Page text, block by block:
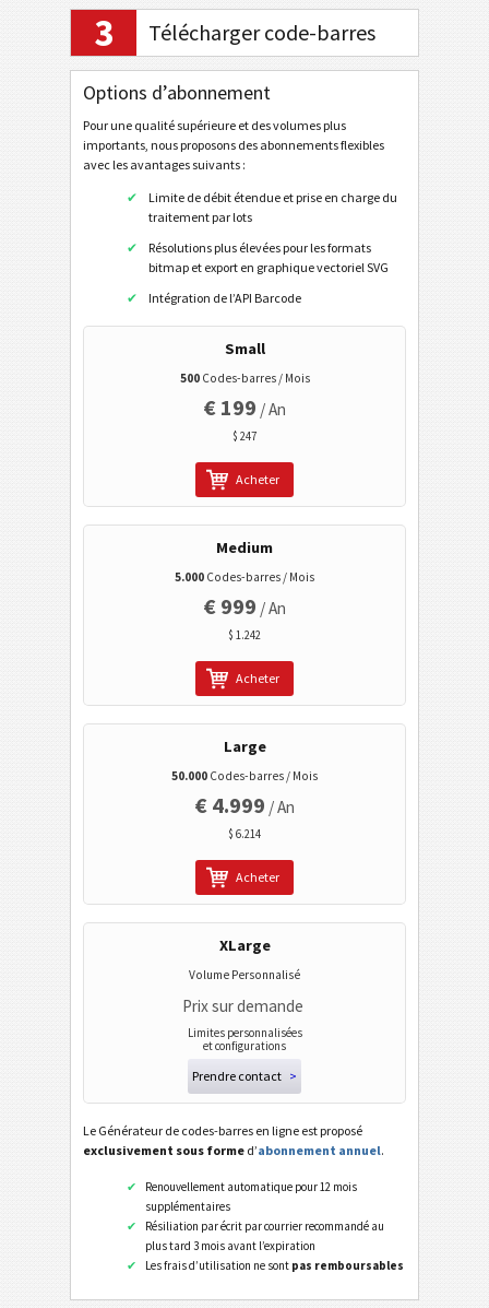
Tagging mobile
QR Code
QR Code (Portable/Smartphone)
URL
Appeler numéro de téléphone
Envoyer SMS
Profil sur Twitter
Twitter Tweet
Profil sur Facebook
Facebook Je l'aime / Like
LinkedIn Profil d'usager
LinkedIn profil d'entreprise
LinkedIn Share
Google Play - la recherche des fabricants
Data Matrix
Codes de santé
Codes ISBN
Cartes de visite
Codes calendrier
Wi-Fi codes barres
3 Télécharger code-barres
Options d’abonnement
Pour une qualité supérieure et des volumes plus
importants, nous proposons des abonnements flexibles
avec les avantages suivants :
Limite de débit étendue et prise en charge du
traitement par lots
Résolutions plus élevées pour les formats
bitmap et export en graphique vectoriel SVG
Intégration de l’API Barcode
Small
500Codes-barres / Mois
€ 199 / An
$ 247
Acheter
Medium
5.000 Codes-barres / Mois
€ 999 / An
$ 1.242
Acheter
Large
50.000 Codes-barres / Mois
€ 4.999 / An
$ 6.214
Acheter
XLarge
Volume Personnalisé
Prix sur demande
Limites personnalisées
et configurations
Prendre contact >
Le Générateur de codes-barres en ligne est proposé
exclusivement sous forme d’abonnement annuel.
Renouvellement automatique pour 12 mois
supplémentaires
Résiliation par écrit par courrier recommandé au
plus tard 3 mois avant l’expiration
Les frais d’utilisation ne sont pas remboursables